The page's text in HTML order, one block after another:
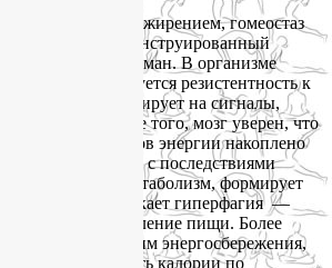
страдающих ожирением, гомеостаз
бы, идеально сконструированный
регуляции сломан. В организме
весом формируется резистентность к
мозг уже не реагирует на сигналы,
лептином. Хуже того, мозг уверен, что
низок, запасов энергии накоплено
Для борьбы с последствиями
мозг замедляет метаболизм, формирует
жира, возникает гиперфагия —
потребление пищи. Более
вводит в режим энергосбережения,
системам сжигать калории по